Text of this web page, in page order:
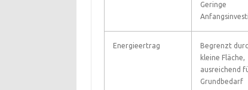
Geringe
Energieertrag
Begrenzt
kleine Fläche,
ausreichend
Grundbedarf